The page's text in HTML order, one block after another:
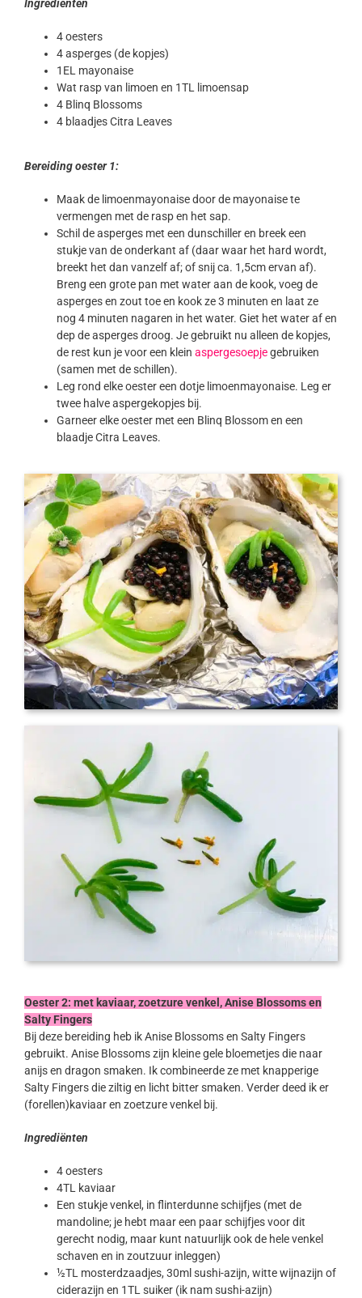
Ingrediënten
4 oesters
4 asperges (de kopjes)
1EL mayonaise
Wat rasp van limoen en 1TL limoensap
4 Blinq Blossoms
4 blaadjes Citra Leaves
Bereiding oester 1:
Maak de limoenmayonaise door de mayonaise te
vermengen met de rasp en het sap.
Schil de asperges met een dunschiller en breek een
stukje van de onderkant af (daar waar het hard wordt,
breekt het dan vanzelf af; of snij ca. 1,5cm ervan af).
Breng een grote pan met water aan de kook, voeg de
asperges en zout toe en kook ze 3 minuten en laat ze
nog 4 minuten nagaren in het water. Giet het water af en
dep de asperges droog. Je gebruikt nu alleen de kopjes,
de rest kun je voor een klein aspergesoepjegebruiken
(samen met de schillen).
Leg rond elke oester een dotje limoenmayonaise. Leg er
twee halve aspergekopjes bij.
Garneer elke oester met een Blinq Blossom en een
blaadje Citra Leaves.
Oester 2: met kaviaar, zoetzure venkel, Anise Blossoms en
Salty Fingers
Bij deze bereiding heb ik Anise Blossoms en Salty Fingers
gebruikt. Anise Blossoms zijn kleine gele bloemetjes die naar
anijs en dragon smaken. Ik combineerde ze met knapperige
Salty Fingers die ziltig en licht bitter smaken. Verder deed ik er
(forellen)kaviaar en zoetzure venkel bij.
Ingrediënten
4 oesters
4TL kaviaar
Een stukje venkel, in flinterdunne schijfjes (met de
mandoline; je hebt maar een paar schijfjes voor dit
gerecht nodig, maar kunt natuurlijk ook de hele venkel
schaven en in zoutzuur inleggen)
½TL mosterdzaadjes, 30ml sushi-azijn, witte wijnazijn of
ciderazijn en 1TL suiker (ik nam sushi-azijn)